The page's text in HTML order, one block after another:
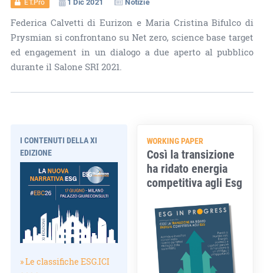
Federica Calvetti di Eurizon e Maria Cristina Bifulco di
Prysmian si confrontano su Net zero, science base target
ed engagement in un dialogo a due aperto al pubblico
durante il Salone SRI 2021.
I CONTENUTI DELLA XI
EDIZIONE
» Le classifiche ESG.ICI
WORKING PAPER
Così la transizione
ha ridato energia
competitiva agli Esg